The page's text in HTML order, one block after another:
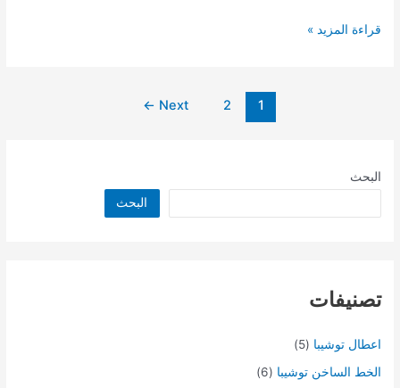
قراءة المزيد »
1
2
Next
←
البحث
البحث
تصنيفات
اعطال توشيبا (5)
الخط الساخن توشيبا (6)